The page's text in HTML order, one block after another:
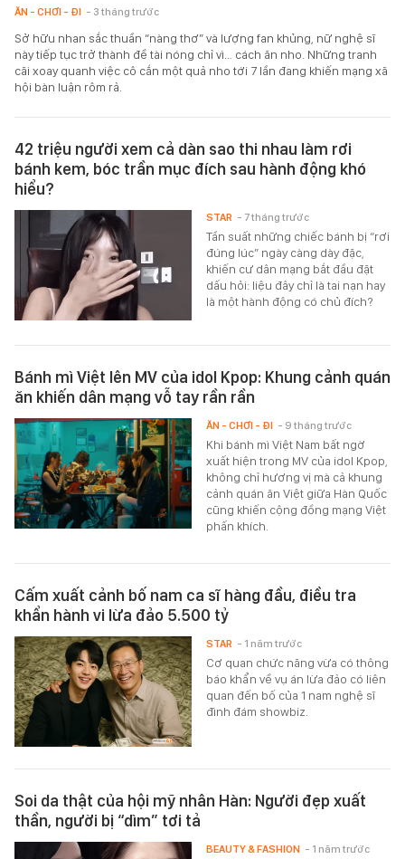
ĂN - CHƠI - ĐI - 3 tháng trước
Sở hữu nhan sắc thuần “nàng thơ” và lượng fan khủng, nữ nghệ sĩ
này tiếp tục trở thành đề tài nóng chỉ vì… cách ăn nho. Những tranh
cãi xoay quanh việc cô cắn một quả nho tới 7 lần đang khiến mạng xã
hội bàn luận rôm rả.
42 triệu người xem cả dàn sao thi nhau làm rơi
bánh kem, bóc trần mục đích sau hành động khó
hiểu?
Tần suất những chiếc bánh bị “rơi
đúng lúc” ngày càng dày đặc,
khiến cư dân mạng bắt đầu đặt
dấu hỏi: liệu đây chỉ là tai nạn hay
là một hành động có chủ đích?
STAR - 7 tháng trước
Bánh mì Việt lên MV của idol Kpop: Khung cảnh quán
ăn khiến dân mạng vỗ tay rần rần
Khi bánh mì Việt Nam bất ngờ
xuất hiện trong MV của idol Kpop,
không chỉ hương vị mà cả khung
cảnh quán ăn Việt giữa Hàn Quốc
cũng khiến cộng đồng mạng Việt
phấn khích.
ĂN - CHƠI - ĐI - 9 tháng trước
Cấm xuất cảnh bố nam ca sĩ hàng đầu, điều tra
khẩn hành vi lừa đảo 5.500 tỷ
Cơ quan chức năng vừa có thông
báo khẩn về vụ án lừa đảo có liên
quan đến bố của 1 nam nghệ sĩ
đình đám showbiz.
STAR - 1 năm trước
Soi da thật của hội mỹ nhân Hàn: Người đẹp xuất
thần, người bị “dìm” tơi tả
BEAUTY & FASHION - 1 năm trước